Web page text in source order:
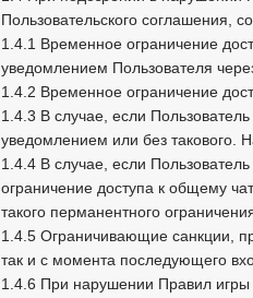
Пользовательского соглашения,
1.4.1 Временное ограничение
уведомлением Пользователя
1.4.2 Временное ограничение
1.4.3 В случае, если
уведомлением или без такового.
1.4.4 В случае, если
ограничение доступа к общему
такого перманентного
1.4.5 Ограничивающие санкции,
так и с момента последующего
1.4.6 При нарушении Правил игры